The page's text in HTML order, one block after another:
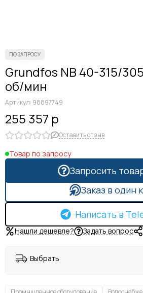
Grundfos NB 40-315/
об/мин
Артикул: 98897749
255 357 р
Оставить отзыв
Товар по запросу
Запросить
Заказ в один
Написать в
Нашли дешевле? Задать вопрос
Выбрать